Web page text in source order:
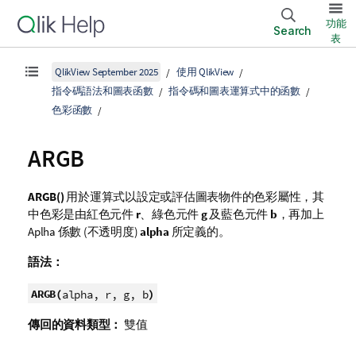
Search
功能
表
QlikView September 2025
使用 QlikView
指令碼語法和圖表函數
指令碼和圖表運算式中的函數
色彩函數
ARGB
ARGB() 用於運算式以設定或評估圖表物件的色彩屬性，其
中色彩是由紅色元件 r、綠色元件g及藍色元件 b ，再加上
Aplha 係數 (不透明度)alpha 所定義的。
語法：
ARGB(alpha, r, g, b)
傳回的資料類型： 雙值